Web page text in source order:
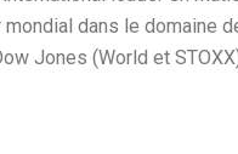
dans le domaine
Jones (World et